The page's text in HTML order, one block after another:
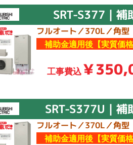
SRT-S377｜補
フルオート／370L／角型
補助金適用後【実質価
工事費込￥
SRT-S377U｜補
フルオート／370L／角型
補助金適用後【実質価